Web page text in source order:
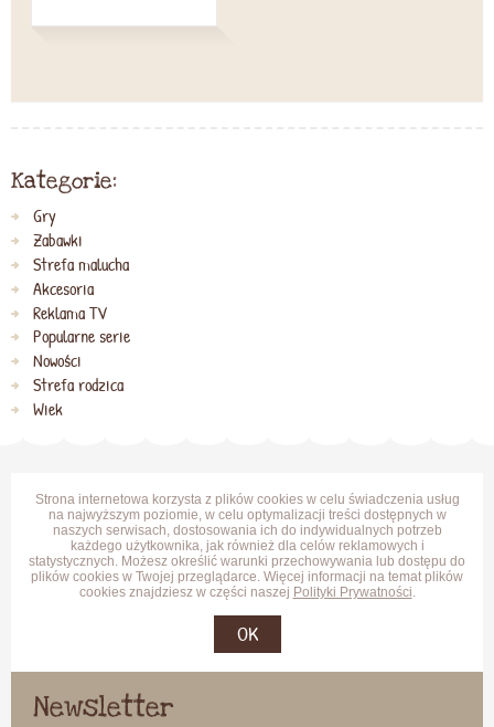
Kategorie:
Gry
Zabawki
Strefa malucha
Akcesoria
Reklama TV
Popularne serie
Nowości
Strefa rodzica
Wiek
Strona internetowa korzysta z plików cookies w celu świadczenia usług
na najwyższym poziomie, w celu optymalizacji treści dostępnych w
naszych serwisach, dostosowania ich do indywidualnych potrzeb
każdego użytkownika, jak również dla celów reklamowych i
statystycznych. Możesz określić warunki przechowywania lub dostępu do
plików cookies w Twojej przeglądarce. Więcej informacji na temat plików
cookies znajdziesz w części naszej Polityki Prywatności.
OK
Newsletter